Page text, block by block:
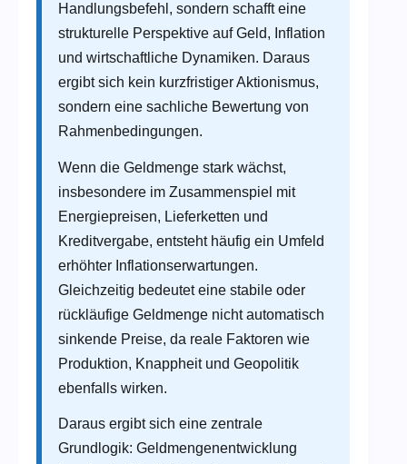
Handlungsbefehl, sondern schafft eine
strukturelle Perspektive auf Geld, Inflation
und wirtschaftliche Dynamiken. Daraus
ergibt sich kein kurzfristiger Aktionismus,
sondern eine sachliche Bewertung von
Rahmenbedingungen.
Wenn die Geldmenge stark wächst,
insbesondere im Zusammenspiel mit
Energiepreisen, Lieferketten und
Kreditvergabe, entsteht häufig ein Umfeld
erhöhter Inflationserwartungen.
Gleichzeitig bedeutet eine stabile oder
rückläufige Geldmenge nicht automatisch
sinkende Preise, da reale Faktoren wie
Produktion, Knappheit und Geopolitik
ebenfalls wirken.
Daraus ergibt sich eine zentrale
Grundlogik: Geldmengenentwicklung